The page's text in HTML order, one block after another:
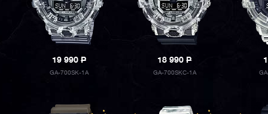
19 990P
GA-700SK-1A
18 990P
GA-700SKC-1A